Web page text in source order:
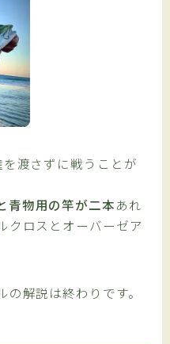
渡さずに戦うことが
青物用の竿が二本あれ
クロスとオーバーゼア
解説は終わりです。